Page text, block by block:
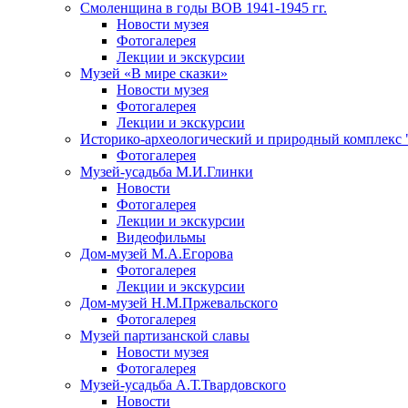
Смоленщина в годы ВОВ 1941-1945 гг.
Новости музея
Фотогалерея
Лекции и экскурсии
Музей «В мире сказки»
Новости музея
Фотогалерея
Лекции и экскурсии
Историко-археологический и природный комплекс
Фотогалерея
Музей-усадьба М.И.Глинки
Новости
Фотогалерея
Лекции и экскурсии
Видеофильмы
Дом-музей М.А.Егорова
Фотогалерея
Лекции и экскурсии
Дом-музей Н.М.Пржевальского
Фотогалерея
Музей партизанской славы
Новости музея
Фотогалерея
Музей-усадьба А.Т.Твардовского
Новости